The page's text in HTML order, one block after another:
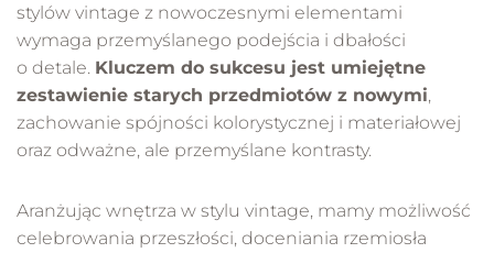
stylów vintage z nowoczesnymi elementami
wymaga przemyślanego podejścia i dbałości
o detale. Kluczem do sukcesu jest umiejętne
zestawienie starych przedmiotów z nowymi,
zachowanie spójności kolorystycznej i materiałowej
oraz odważne, ale przemyślane kontrasty.
Aranżując wnętrza w stylu vintage, mamy możliwość
celebrowania przeszłości, doceniania rzemiosła